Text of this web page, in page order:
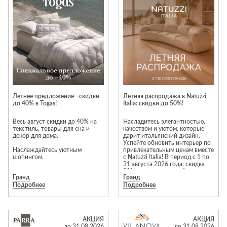
Приставные
столики
Сервировочные
столики
Туалетные
столики
Все стулья
Стулья
Табуреты
Входные двери
двери
павильоны,
зонты
Грили и очаги
Диваны
Кресла и
ресторанов и
Столы
Сантехника
Душ
Торшеры
Уличный свет
Товары для
дома
Ароматы для
дома и
косметика
Бытовая химия
Вешалки
Гладильные
доски
Летнее предложение - скидки
до 40% в Togas!
Весь август скидки до 40% на
текстиль, товары для сна и
декор для дома.
Наслаждайтесь уютным
шопингом.
Акция действует до 31 августа
избранный ассортимент во всех
бутиках Togas.
Гранд
Подробнее
Летняя распродажа в Natuzzi
Italia: скидки до 50%!
Насладитесь элегантностью,
качеством и уютом, которые
дарит итальянский дизайн.
Успейте обновить интерьер по
привлекательным ценам вместе
с Natuzzi Italia! В период с 1 по
31 августа 2026 года: скидка
декора из Италии; скидка до
50% на избранные модели в
идеальную мебель!
Гранд
Подробнее
АКЦИЯ
АКЦИЯ